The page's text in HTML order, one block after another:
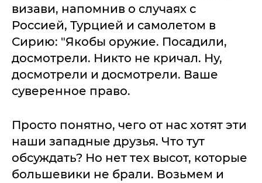
визави, напомнив о случаях с
Россией, Турцией и самолетом в
Сирию: "Якобы оружие. Посадили,
досмотрели. Никто не кричал. Ну,
досмотрели и досмотрели. Ваше
суверенное право.
Просто понятно, чего от нас хотят эти
наши западные друзья. Что тут
обсуждать? Но нет тех высот, которые
большевики не брали. Возьмем и